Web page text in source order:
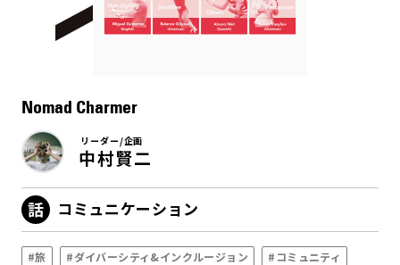
Nomad Charmer
リーダー/企画
中村賢二
コミュニケーション
#旅 #ダイバーシティ&インクルージョン
#コミュニティ